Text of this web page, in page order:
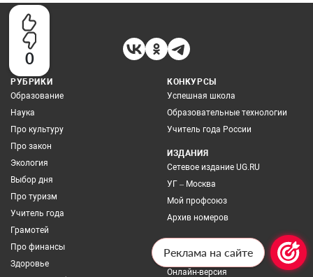
0
РУБРИКИ
Образование
Наука
Про культуру
Про закон
Экология
Выбор дня
Про туризм
Учитель года
Грамотей
Про финансы
Здоровье
КОНКУРСЫ
Успешная школа
Образовательные технологии
Учитель года России
ИЗДАНИЯ
Сетевое издание UG.RU
УГ – Москва
Мой профсоюз
Архив номеров
ПОДПИСКА
Бумажная версия
Онлайн-версия
Реклама на сайте